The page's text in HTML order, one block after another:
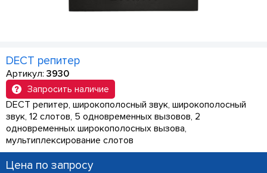
DECT репитер
Артикул: 3930
Запросить наличие
DECT репитер, широкополосный звук, широкополосный
звук, 12 слотов, 5 одновременных вызовов, 2
одновременных широкополосных вызова,
мультиплексирование слотов
Цена по запросу